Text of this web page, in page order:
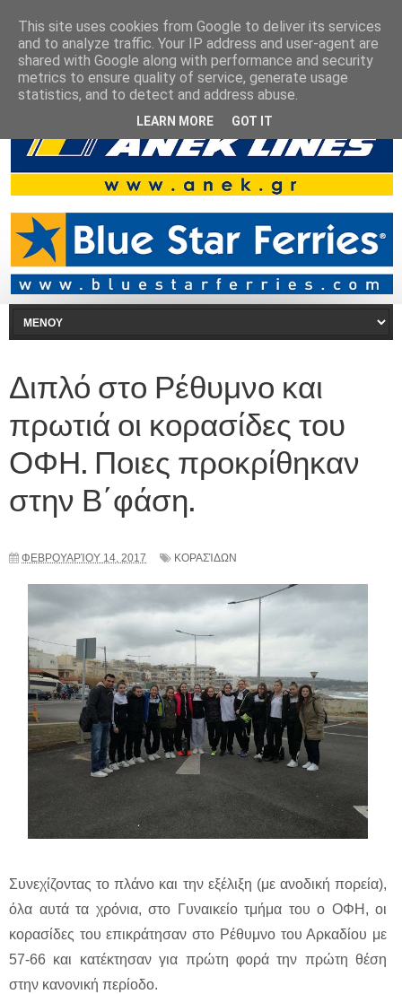
Διπλό στο Ρέθυμνο και
πρωτιά οι κορασίδες του
ΟΦΗ. Ποιες προκρίθηκαν
στην Β΄φάση.
ΦΕΒΡΟΥΑΡΊΟΥ 14, 2017 ΚΟΡΑΣΊΔΩΝ
Συνεχίζοντας το πλάνο και την εξέλιξη (με ανοδική πορεία),
όλα αυτά τα χρόνια, στο Γυναικείο τμήμα του ο ΟΦΗ, οι
κορασίδες του επικράτησαν στο Ρέθυμνο του Αρκαδίου με
57-66 και κατέκτησαν για πρώτη φορά την πρώτη θέση
στην κανονική περίοδο.
This site uses cookies from Google to deliver its services
and to analyze traffic. Your IP address and user-agent are
shared with Google along with performance and security
metrics to ensure quality of service, generate usage
statistics, and to detect and address abuse.
LEARN MORE GOT IT